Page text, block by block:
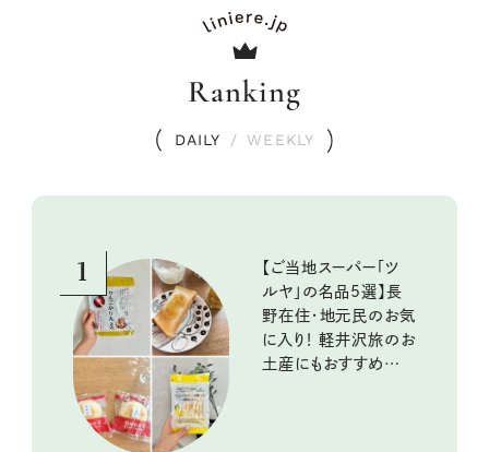
Ranking
DAILY / WEEKLY
1
【ご当地スーパー「ツ
ルヤ」の名品5選】長
野在住・地元民のお気
に入り！ 軽井沢旅のお
土産にもおすすめのお